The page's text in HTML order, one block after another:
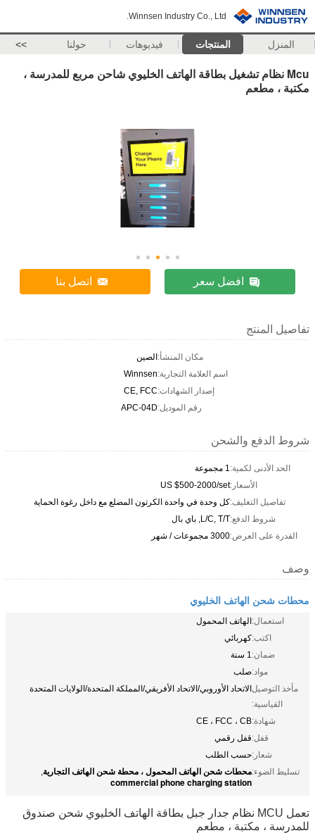
Winnsen Industry Co., Ltd.
المنزل المنتجات فيديوهات حولنا >>
Mcu نظام تشغيل بطاقة الهاتف الخليوي شاحن مربع للمدرسة ،
مكتبة ، مطعم
افضل سعر اتصل بنا
تفاصيل المنتج
مكان المنشأ:الصين
اسم العلامة التجارية:Winnsen
إصدار الشهادات:CE, FCC
رقم الموديل:APC-04D
شروط الدفع والشحن
الحد الأدنى لكمية:1 مجموعة
الأسعار:US $500-2000/set
تفاصيل التغليف:كل وحدة في واحدة الكرتون المضلع مع داخل رغوة الحماية
شروط الدفع:L/C, T/T, باي بال
القدرة على العرض:3000 مجموعات / شهر
وصف
محطات شحن الهاتف الخليوي
استعمال:الهاتف المحمول
اكتب:كهربائي
ضمان:1 سنة
مواد:صلب
مأخذ التوصيل
القياسية:
الاتحاد الأوروبي/الاتحاد الأفريقي/المملكة المتحدة/الولايات المتحدة
شهادة:CE ، FCC ، CB
قفل:قفل رقمي
شعار:حسب الطلب
تسليط الضوء:محطات شحن الهاتف المحمول ، محطة شحن الهاتف التجارية,
commercial phone charging station
تعمل MCU نظام جدار جبل بطاقة الهاتف الخليوي شحن صندوق
للمدرسة ، مكتبة ، مطعم